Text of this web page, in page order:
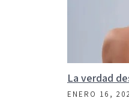
La verdad
ENERO 16,